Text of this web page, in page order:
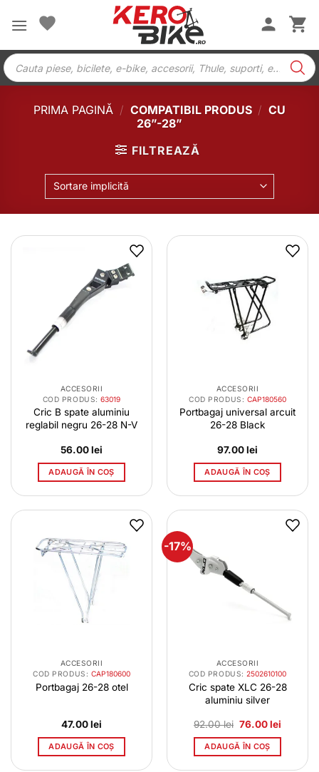
Products
search
PRIMA PAGINĂ / COMPATIBIL PRODUS / CU
26”-28”
FILTREAZĂ
Sortare implicită
ACCESORII
COD PRODUS:63019
Cric B spate aluminiu
reglabil negru 26-28 N-V
56.00lei
ADAUGĂ ÎN COȘ
ACCESORII
COD PRODUS: CAP180560
Portbagaj universal arcuit
26-28 Black
97.00lei
ADAUGĂ ÎN COȘ
ACCESORII
COD PRODUS: CAP180600
Portbagaj 26-28 otel
47.00lei
ADAUGĂ ÎN COȘ
-17%
ACCESORII
COD PRODUS:2502610100
Cric spate XLC 26-28
aluminiu silver
92.00lei Prețul
a
fost:
76.00lei
ADAUGĂ ÎN COȘ